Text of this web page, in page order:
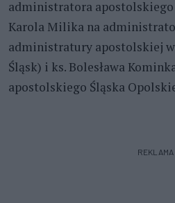
administratora apostolskiego
Karola Milika na
administratury apostolskiej
Śląsk) i ks. Bolesława
apostolskiego Śląska
REKLAMA